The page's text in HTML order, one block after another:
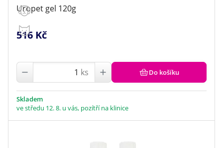
Uropet gel 120g
516 Kč
ks Do košíku
Skladem
ve středu 12. 8. u vás, pozítří na klinice